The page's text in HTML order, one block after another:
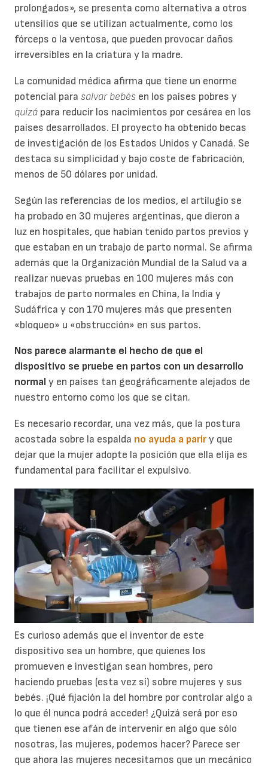
prolongados», se presenta como alternativa a otros
utensilios que se utilizan actualmente, como los
fórceps o la ventosa, que pueden provocar daños
irreversibles en la criatura y la madre.
La comunidad médica afirma que tiene un enorme
potencial para salvar bebés en los países pobres y
quizá para reducir los nacimientos por cesárea en los
países desarrollados. El proyecto ha obtenido becas
de investigación de los Estados Unidos y Canadá. Se
destaca su simplicidad y bajo coste de fabricación,
menos de 50 dólares por unidad.
Según las referencias de los medios, el artilugio se
ha probado en 30 mujeres argentinas, que dieron a
luz en hospitales, que habían tenido partos previos y
que estaban en un trabajo de parto normal. Se afirma
además que la Organización Mundial de la Salud va a
realizar nuevas pruebas en 100 mujeres más con
trabajos de parto normales en China, la India y
Sudáfrica y con 170 mujeres más que presenten
«bloqueo» u «obstrucción» en sus partos.
Nos parece alarmante el hecho de que el
dispositivo se pruebe en partos con un desarrollo
normal y en países tan geográficamente alejados de
nuestro entorno como los que se citan.
Es necesario recordar, una vez más, que la postura
acostada sobre la espalda no ayuda a pariry que
dejar que la mujer adopte la posición que ella elija es
fundamental para facilitar el expulsivo.
Es curioso además que el inventor de este
dispositivo sea un hombre, que quienes los
promueven e investigan sean hombres, pero
haciendo pruebas (esta vez sí) sobre mujeres y sus
bebés. ¡Qué fijación la del hombre por controlar algo a
lo que él nunca podrá acceder! ¿Quizá será por eso
que tienen ese afán de intervenir en algo que sólo
nosotras, las mujeres, podemos hacer? Parece ser
que ahora las mujeres necesitamos que un mecánico